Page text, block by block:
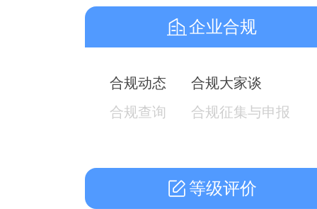
企业合规
合规动态
合规大家谈
合规查询
合规征集与申报
等级评价